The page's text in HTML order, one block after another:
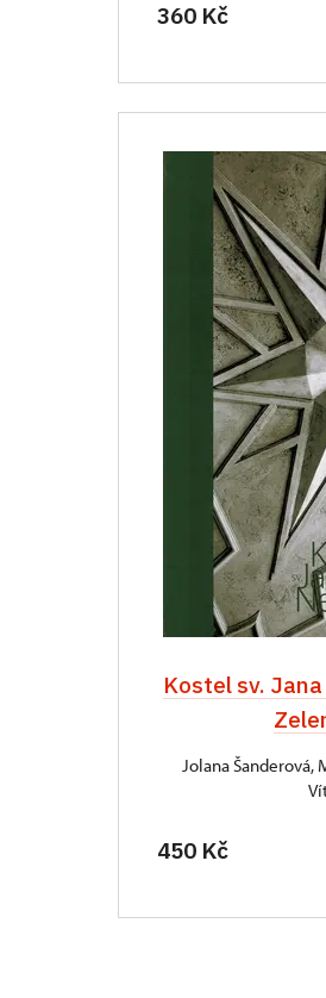
360 Kč
Kostel sv.
Jolana Šanderová,
450 Kč